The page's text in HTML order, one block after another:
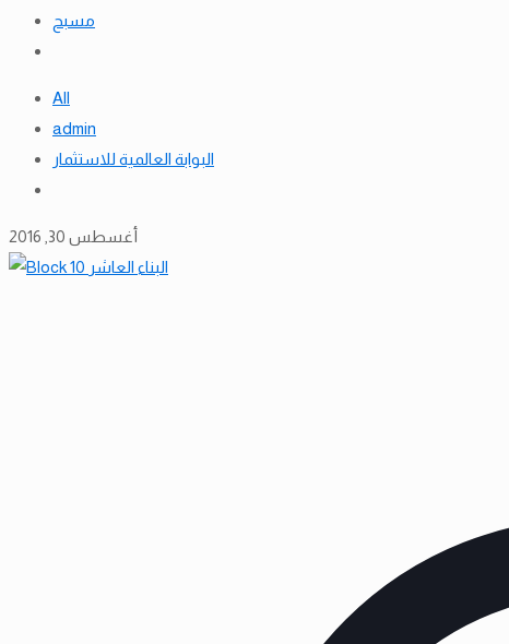
مسبح
All
admin
البوابة العالمية للاستثمار
أغسطس 30, 2016